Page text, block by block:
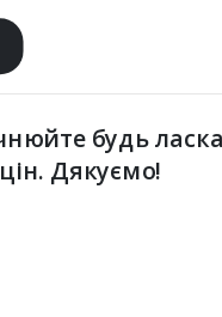
будь
Дякуємо!